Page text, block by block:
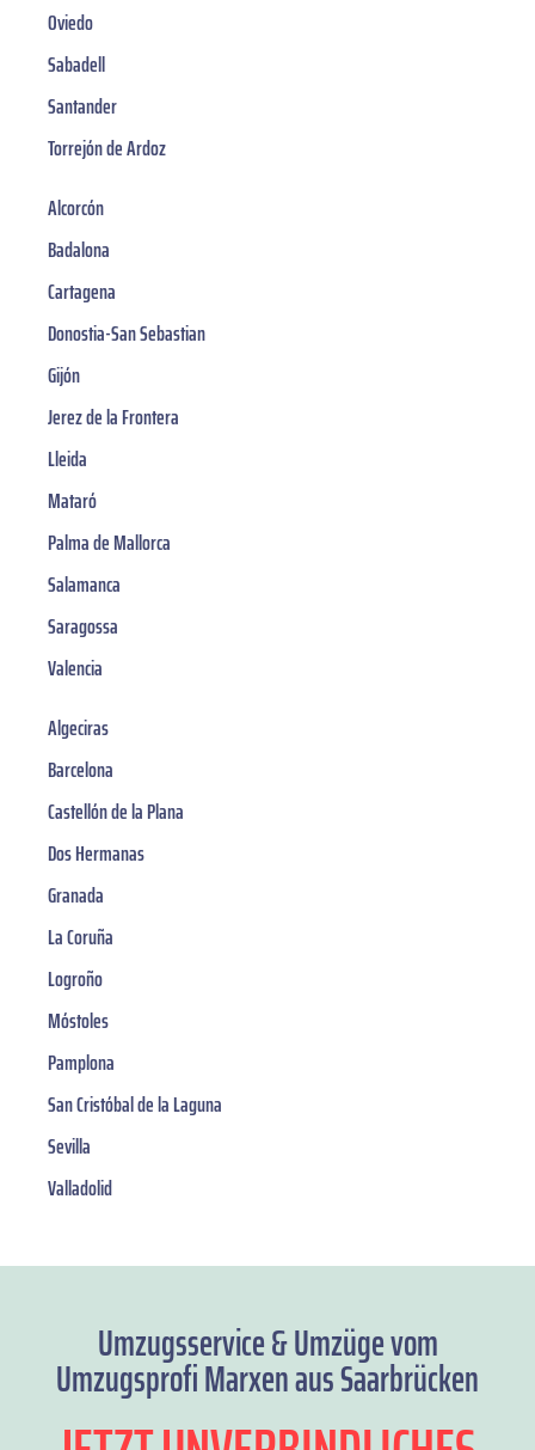
Oviedo
Sabadell
Santander
Torrejón de Ardoz
Alcorcón
Badalona
Cartagena
Donostia-San Sebastian
Gijón
Jerez de la Frontera
Lleida
Mataró
Palma de Mallorca
Salamanca
Saragossa
Valencia
Algeciras
Barcelona
Castellón de la Plana
Dos Hermanas
Granada
La Coruña
Logroño
Móstoles
Pamplona
San Cristóbal de la Laguna
Sevilla
Valladolid
Umzugsservice & Umzüge vom
Umzugsprofi Marxen aus Saarbrücken